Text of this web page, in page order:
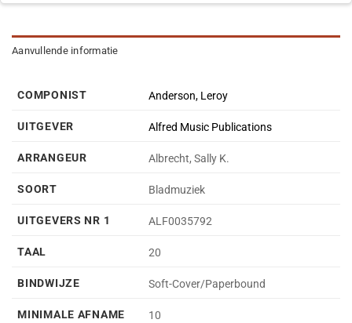
Aanvullende informatie
COMPONIST Anderson, Leroy
UITGEVER Alfred Music Publications
ARRANGEUR Albrecht, Sally K.
SOORT Bladmuziek
UITGEVERS NR 1 ALF0035792
TAAL 20
BINDWIJZE Soft-Cover/Paperbound
MINIMALE AFNAME 10